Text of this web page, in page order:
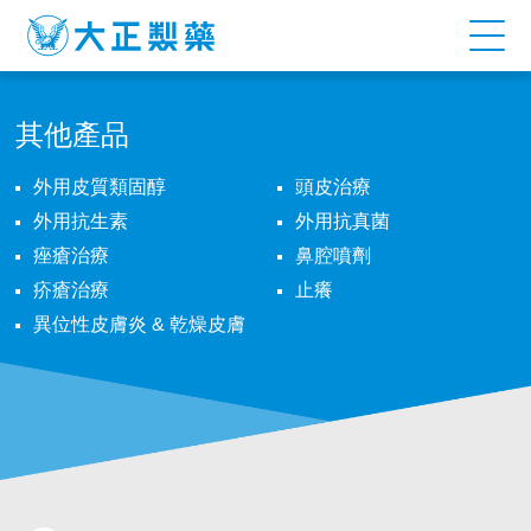
CANDAZOLE
LOTION
其他產品
外用皮質類固醇
頭皮治療
外用抗生素
外用抗真菌
痤瘡治療
鼻腔噴劑
疥瘡治療
止癢
異位性皮膚炎 & 乾燥皮膚